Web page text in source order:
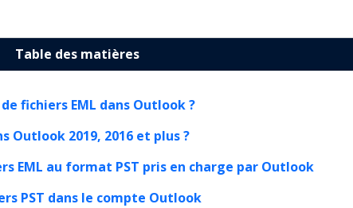
Table des matières
fichiers EML dans Outlook ?
Outlook 2019, 2016 et plus ?
EML au format PST pris en charge par Outlook
PST dans le compte Outlook